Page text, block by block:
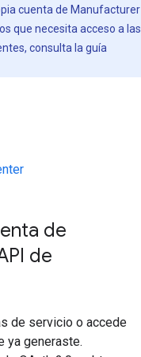
cuenta de Manufacturer
que necesita acceso a las
consulta la guía
de
de
de servicio o accede
ya generaste.